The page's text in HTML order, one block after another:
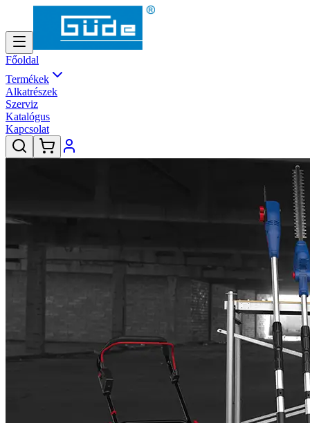
Főoldal
Termékek
Alkatrészek
Szerviz
Katalógus
Kapcsolat